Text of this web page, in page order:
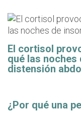
El cortisol
qué las noches
distensión
¿Por qué una